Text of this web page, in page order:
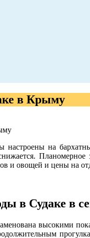
в Крыму
настроены на
и овощей и цены на
в Судаке в
высокими